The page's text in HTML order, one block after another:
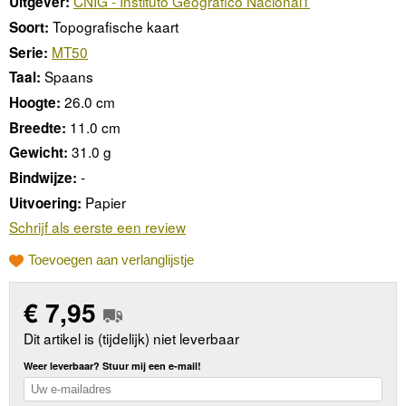
Soort: Topografische kaart
Serie: MT50
Taal: Spaans
Hoogte: 26.0 cm
Breedte: 11.0 cm
Gewicht: 31.0 g
Bindwijze: -
Uitvoering: Papier
Schrijf als eerste een review
Toevoegen aan verlanglijstje
€7,95
Dit artikel is (tijdelijk) niet leverbaar
Weer leverbaar? Stuur mij een e-mail!